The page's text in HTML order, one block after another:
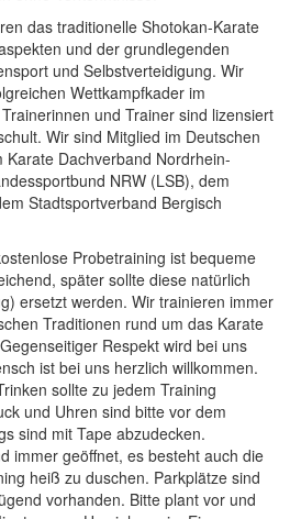
das traditionelle Shotokan-Karate
und der grundlegenden
und Selbstverteidigung. Wir
Wettkampfkader im
und Trainer sind lizensiert
Wir sind Mitglied im Deutschen
Karate Dachverband Nordrhein-
NRW (LSB), dem
Stadtsportverband Bergisch
Probetraining ist bequeme
später sollte diese natürlich
ersetzt werden. Wir trainieren immer
Traditionen rund um das Karate
Respekt wird bei uns
ist bei uns herzlich willkommen.
sollte zu jedem Training
und Uhren sind bitte vor dem
sind mit Tape abzudecken.
immer geöffnet, es besteht auch die
heiß zu duschen. Parkplätze sind
vorhanden. Bitte plant vor und